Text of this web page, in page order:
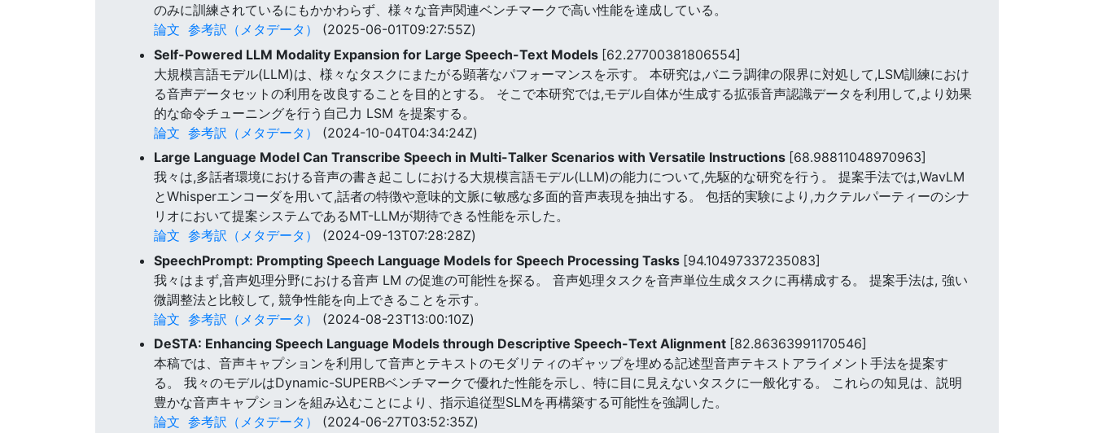
のみに訓練されているにもかかわらず、様々な音声関連ベンチマークで高い性能を達成している。
論文 参考訳（メタデータ）
(2025-06-01T09:27:55Z)
Self-Powered LLM Modality Expansion for Large Speech-Text Models [62.27700381806554]
大規模言語モデル(LLM)は、様々なタスクにまたがる顕著なパフォーマンスを示す。 本研究は,バニラ調律の限界に対処して,LSM訓練におけ
る音声データセットの利用を改良することを目的とする。 そこで本研究では,モデル自体が生成する拡張音声認識データを利用して,より効果
的な命令チューニングを行う自己力 LSM を提案する。
論文 参考訳（メタデータ）
(2024-10-04T04:34:24Z)
Large Language Model Can Transcribe Speech in Multi-Talker Scenarios with Versatile Instructions [68.98811048970963]
我々は,多話者環境における音声の書き起こしにおける大規模言語モデル(LLM)の能力について,先駆的な研究を行う。 提案手法では,WavLM
とWhisperエンコーダを用いて,話者の特徴や意味的文脈に敏感な多面的音声表現を抽出する。 包括的実験により,カクテルパーティーのシナ
リオにおいて提案システムであるMT-LLMが期待できる性能を示した。
論文 参考訳（メタデータ）
(2024-09-13T07:28:28Z)
SpeechPrompt: Prompting Speech Language Models for Speech Processing Tasks [94.10497337235083]
我々はまず,音声処理分野における音声 LM の促進の可能性を探る。 音声処理タスクを音声単位生成タスクに再構成する。 提案手法は, 強い
微調整法と比較して, 競争性能を向上できることを示す。
論文 参考訳（メタデータ）
(2024-08-23T13:00:10Z)
DeSTA: Enhancing Speech Language Models through Descriptive Speech-Text Alignment [82.86363991170546]
本稿では、音声キャプションを利用して音声とテキストのモダリティのギャップを埋める記述型音声テキストアライメント手法を提案す
る。 我々のモデルはDynamic-SUPERBベンチマークで優れた性能を示し、特に目に見えないタスクに一般化する。 これらの知見は、説明
豊かな音声キャプションを組み込むことにより、指示追従型SLMを再構築する可能性を強調した。
論文 参考訳（メタデータ）
(2024-06-27T03:52:35Z)